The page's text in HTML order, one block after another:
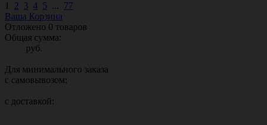
1 2 3 4 5 ... 77
Ваша Корзина
Отложено 0 товаров
Общая сумма:
руб.
Для минимального заказа
с самовывозом:
с доставкой: